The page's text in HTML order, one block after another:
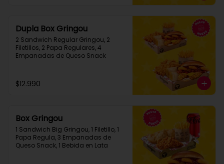
Dupla Box Gringou
2 Sandwich Regular Gringou, 2
Filetillos, 2 Papa Regulares, 4
Empanadas de Queso Snack
$12.990
Box Gringou
1 Sandwich Big Gringou, 1 Filetillo, 1
Papa Regula, 3 Empanadas de
Queso Snack, 1 Bebida en Lata